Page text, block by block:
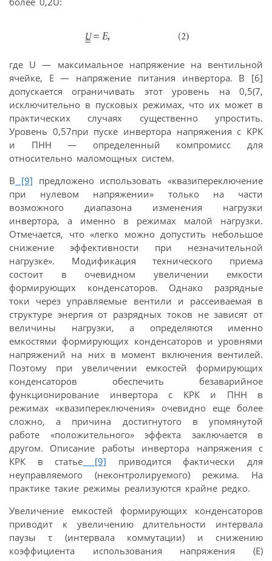
где U — максимальное напряжение на вентильной
ячейке, Е — напряжение питания инвертора. В [6]
допускается ограничивать этот уровень на 0,5(7,
исключительно в пусковых режимах, что их может в
практических случаях существенно упростить.
Уровень 0,57при пуске инвертора напряжения с КРК
и ПНН — определенный компромисс для
относительно маломощных систем.
В [9] предложено использовать «квазипереключение
при нулевом напряжении» только на части
возможного диапазона изменения нагрузки
инвертора, а именно в режимах малой нагрузки.
Отмечается, что «легко можно допустить небольшое
снижение эффективности при незначительной
нагрузке». Модификация технического приема
состоит в очевидном увеличении емкости
формирующих конденсаторов. Однако разрядные
токи через управляемые вентили и рассеиваемая в
структуре энергия от разрядных токов не зависят от
величины нагрузки, а определяются именно
емкостями формирующих конденсаторов и уровнями
напряжений на них в момент включения вентилей.
Поэтому при увеличении емкостей формирующих
конденсаторов обеспечить безаварийное
функционирование инвертора с КРК и ПНН в
режимах «квазипереключения» очевидно еще более
сложно, а причина достигнутого в упомянутой
работе «положительного» эффекта заключается в
другом. Описание работы инвертора напряжения с
КРК в статье [9] приводится фактически для
неуправляемого (неконтролируемого) режима. На
практике такие режимы реализуются крайне редко.
Увеличение емкостей формирующих конденсаторов
приводит к увеличению длительности интервала
паузы τ (интервала коммутации) и снижению
коэффициента использования напряжения (Е)